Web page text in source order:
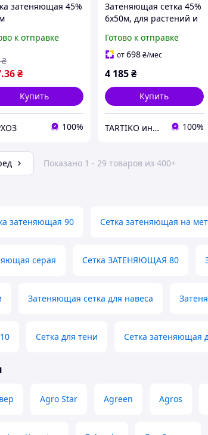
затеняющая 45%
к отправке
.36₴
₴
Купить
100%
Затеняющая сетка 45%
6х50м, для растений и
солнца и ветра
Готово к отправке
от698₴/мес
4 185₴
Купить
TARTIKO интернет магазин для дома и дачи 100%
Показано 1 - 29 товаров из 400+
затеняющая 90 Сетка затеняющая на
серая Сетка ЗАТЕНЯЮЩАЯ 80
Затеняющая сетка для навеса
Сетка для тени Сетка затеняющая
Agro Star Agreen Agros